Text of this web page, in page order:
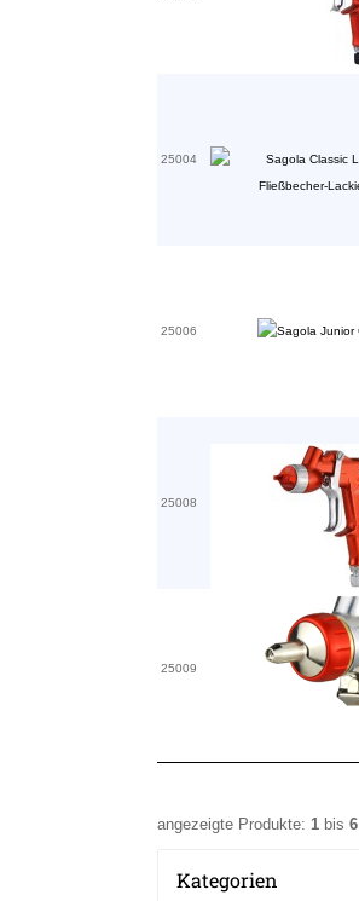
25004
25006
25008
25009
angezeigte Produkte: 1 bis 6
Kategorien